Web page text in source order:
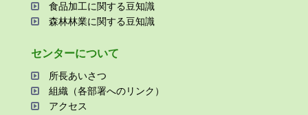
⾷品加⼯に関する⾖知識
森林林業に関する⾖知識
センターについて
所⻑あいさつ
組織（各部署へのリンク）
アクセス